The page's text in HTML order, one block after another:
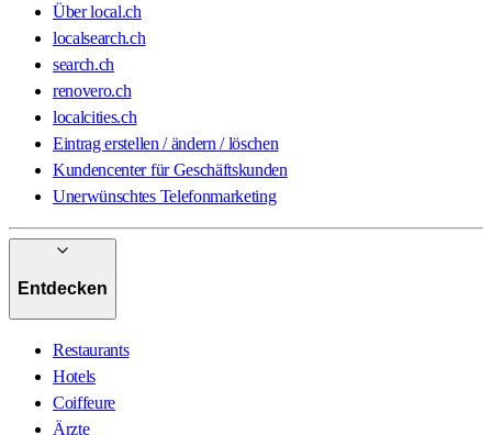
Über local.ch
localsearch.ch
search.ch
renovero.ch
localcities.ch
Eintrag erstellen / ändern / löschen
Kundencenter für Geschäftskunden
Unerwünschtes Telefonmarketing
Entdecken
Restaurants
Hotels
Coiffeure
Ärzte